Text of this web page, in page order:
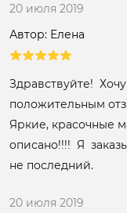
20 июля 2019
Автор: Елена
Здравствуйте!
положительным
Яркие, красочные
описано!!!! Я
не последний.
20 июля 2019